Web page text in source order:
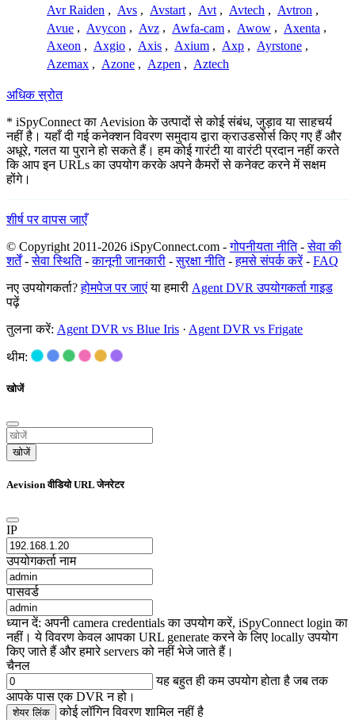
Avr Raiden , Avs , Avstart , Avt , Avtech , Avtron ,
Avue , Avycon , Avz , Awfa-cam , Awow , Axenta ,
Axeon , Axgio , Axis , Axium , Axp , Ayrstone ,
Azemax , Azone , Azpen , Aztech
अधिक स्रोत
* iSpyConnect का Aevision के उत्पादों से कोई संबंध, जुड़ाव या साहचर्य
नहीं है। यहाँ दी गई कनेक्शन विवरण समुदाय द्वारा क्राउडसोर्स किए गए हैं और
अधूरे, गलत या पुराने हो सकते हैं। हम कोई गारंटी या वारंटी प्रदान नहीं करते
कि आप इन URLs का उपयोग करके अपने कैमरों से कनेक्ट करने में सक्षम
होंगे।
शीर्ष पर वापस जाएँ
© Copyright 2011-2026 iSpyConnect.com -गोपनीयता नीति-सेवा की
शर्तें-सेवा स्थिति-कानूनी जानकारी -सुरक्षा नीति-हमसे संपर्क करें- FAQ
नए उपयोगकर्ता?होमपेज पर जाएंया हमारी Agent DVR उपयोगकर्ता गाइड
पढ़ें
तुलना करें: Agent DVR vs Blue Iris · Agent DVR vs Frigate
थीम:
खोजें
खोजें
Aevision वीडियो URL जेनरेटर
IP
उपयोगकर्ता नाम
पासवर्ड
ध्यान दें: अपनी camera credentials का उपयोग करें, iSpyConnect login का
नहीं। ये विवरण केवल आपका URL generate करने के लिए locally उपयोग
किए जाते हैं और हमारे servers को नहीं भेजे जाते हैं।
चैनल
यह बहुत ही कम उपयोग होता है जब तक
आपके पास एक DVR न हो।
शेयर लिंक कोई लॉगिन विवरण शामिल नहीं है